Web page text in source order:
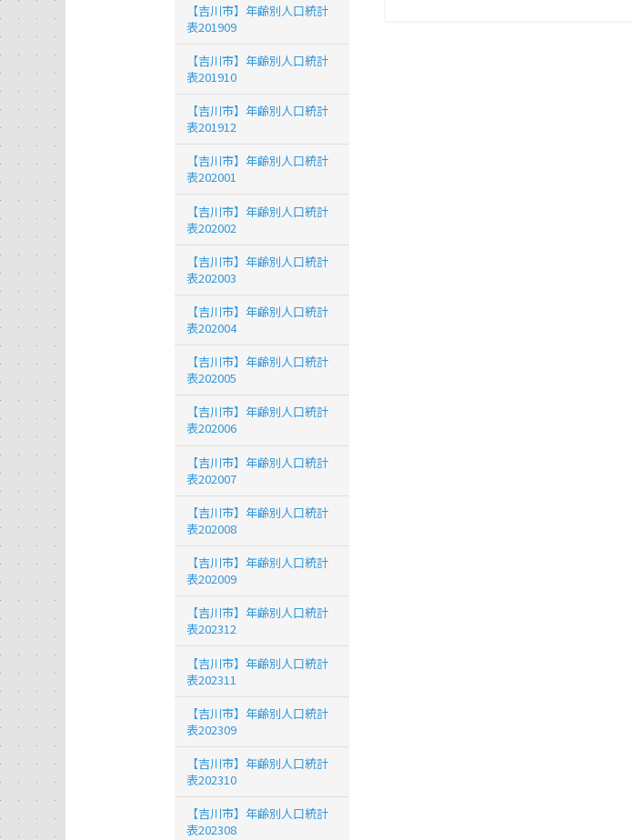
【吉川市】年齢別人口統計
表201909
【吉川市】年齢別人口統計
表201910
【吉川市】年齢別人口統計
表201912
【吉川市】年齢別人口統計
表202001
【吉川市】年齢別人口統計
表202002
【吉川市】年齢別人口統計
表202003
【吉川市】年齢別人口統計
表202004
【吉川市】年齢別人口統計
表202005
【吉川市】年齢別人口統計
表202006
【吉川市】年齢別人口統計
表202007
【吉川市】年齢別人口統計
表202008
【吉川市】年齢別人口統計
表202009
【吉川市】年齢別人口統計
表202312
【吉川市】年齢別人口統計
表202311
【吉川市】年齢別人口統計
表202309
【吉川市】年齢別人口統計
表202310
【吉川市】年齢別人口統計
表202308